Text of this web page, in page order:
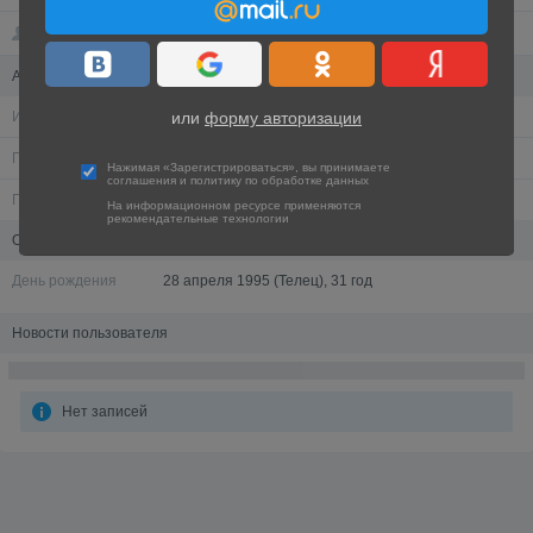
или форму авторизации
Нажимая «Зарегистрироваться», вы принимаете
соглашения и политику по обработке данных
На информационном ресурсе применяются
рекомендательные технологии
Друзья
Анкета
Имя I)bl)v(naya
Пол
Город Беларусь, Могилёв
Обо мне
День рождения 28 апреля 1995 (Телец), 31 год
Новости пользователя
Нет записей